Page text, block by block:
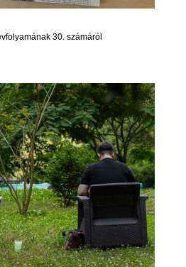
30. számáról